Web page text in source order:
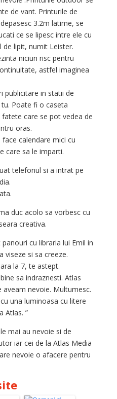
de vant. Printurile de
3.2m latime, se
ce se lipesc intre ele cu
de lipit, numit Leister.
niciun risc pentru
astfel imaginea
publicitare in statii de
Poate fi o caseta
care se pot vedea de
oras.
calendare mici cu
care sa le imparti.
telefonul si a intrat pe
duc acolo sa vorbesc cu
creativa.
cu libraria lui Emil in
viseze si sa creeze.
la 7, te astept.
sa indraznesti. Atlas
nevoie. Multumesc.
una luminoasa cu litere
Atlas. ”
mai au nevoie si de
iar cei de la Atlas Media
nevoie o afacere pentru